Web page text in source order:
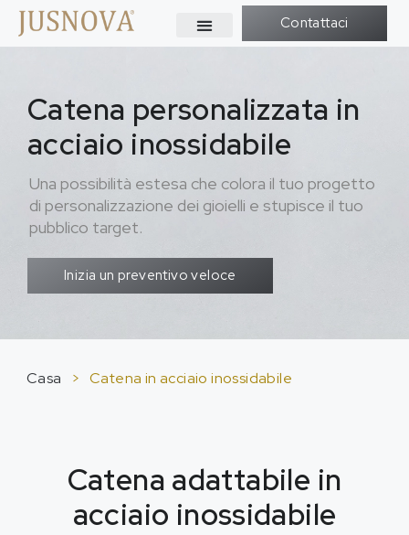
Contattaci
Catena personalizzata in
acciaio inossidabile
Una possibilità estesa che colora il tuo progetto
di personalizzazione dei gioielli e stupisce il tuo
pubblico target.
Inizia un preventivo veloce
Casa > Catena in acciaio inossidabile
Catena adattabile in
acciaio inossidabile